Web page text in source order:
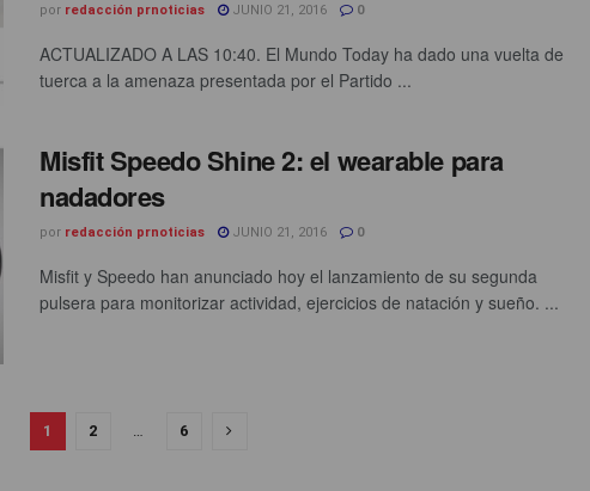
por redacción prnoticias JUNIO 21, 2016 0
ACTUALIZADO A LAS 10:40. El Mundo Today ha dado una vuelta de
tuerca a la amenaza presentada por el Partido ...
Misfit Speedo Shine 2: el wearable para
nadadores
por redacción prnoticias JUNIO 21, 2016 0
Misfit y Speedo han anunciado hoy el lanzamiento de su segunda
pulsera para monitorizar actividad, ejercicios de natación y sueño. ...
1 2 6